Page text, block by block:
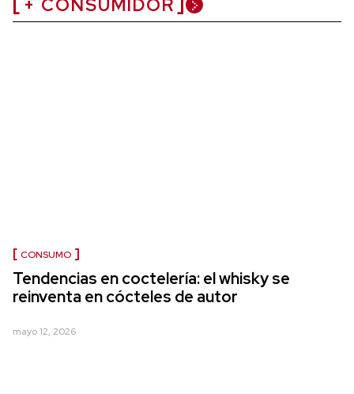
+ CONSUMIDOR
CONSUMO
Tendencias en coctelería: el whisky se
reinventa en cócteles de autor
mayo 12, 2026